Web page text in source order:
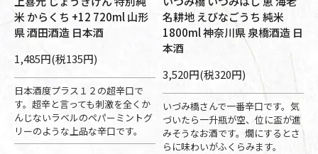
米 からくち +12 720ml 山形
県 酒田酒造 日本酒
1,485円(税135円)
日本酒度プラス１２の超辛口で
す。超辛と言っても刺激を全くか
んじないラベルのペパーミントグ
リーのような上品な辛口です。
名耕地 えびなごうち 純米
1800ml 神奈川県 泉橋酒造 日
本酒
3,520円(税320円)
いづみ橋さんで一番辛口です。気
づいたら一升瓶が空、位に盃が進
みそうなお酒です。燗にするとさ
らに味わいがふくらみます。